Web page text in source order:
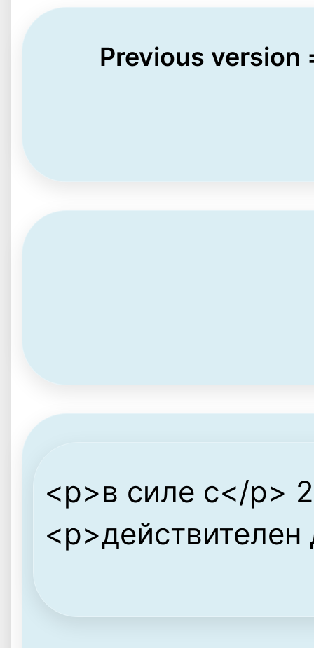
Previous version
<p>в силе с</p>